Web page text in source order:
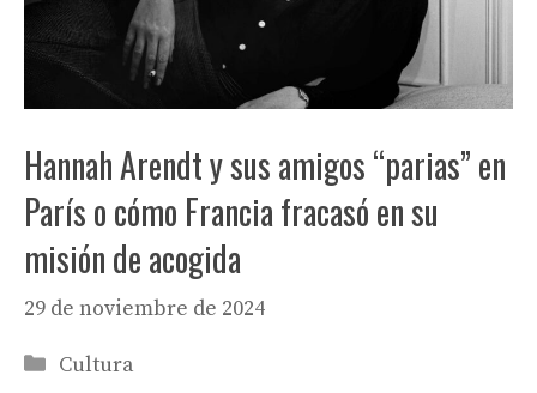
Hannah Arendt y sus amigos “parias” en
París o cómo Francia fracasó en su
misión de acogida
29 de noviembre de 2024
Categorías
Cultura